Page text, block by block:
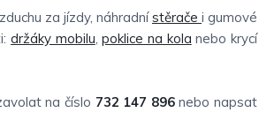
za jízdy, náhradnístěrače i gumové
držáky mobilu,poklice na kola nebo krycí
na číslo 732 147 896nebo napsat